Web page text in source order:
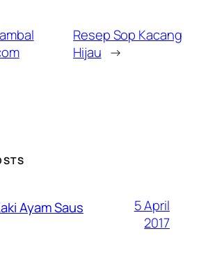
Resep Sop Kacang
Hijau →
Ayam Saus
5 April
2017